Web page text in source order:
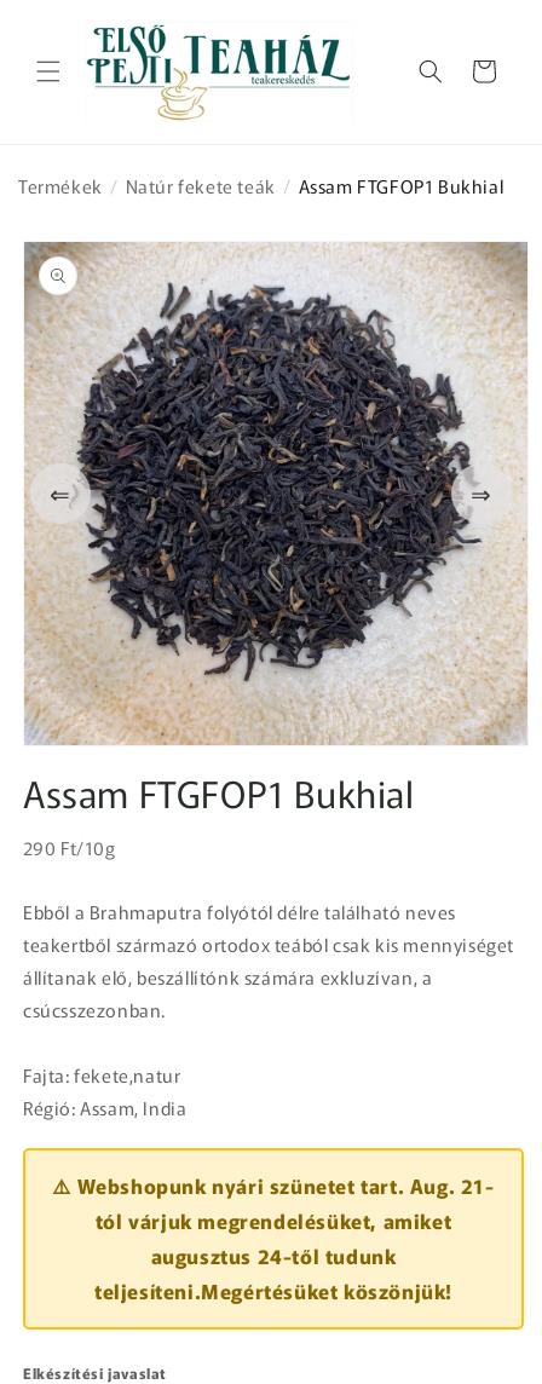
tartalomhoz
Kosár
Termékek / Natúr fekete teák / Assam FTGFOP1 Bukhial
⇐
Kihagyás, és
ugrás a
termékadatokra
megnyitása
a
párbeszédpanelen
⇒
Assam FTGFOP1 Bukhial
Normál
Egységár
290 Ft/10g
Ebből a Brahmaputra folyótól délre található neves
teakertből származó ortodox teából csak kis mennyiséget
állítanak elő, beszállítónk számára exkluzívan, a
csúcsszezonban.
Fajta: fekete,natur
Régió: Assam, India
⚠️ Webshopunk nyári szünetet tart. Aug. 21-
tól várjuk megrendelésüket, amiket
augusztus 24-től tudunk
teljesíteni.Megértésüket köszönjük!
Elkészítési javaslat